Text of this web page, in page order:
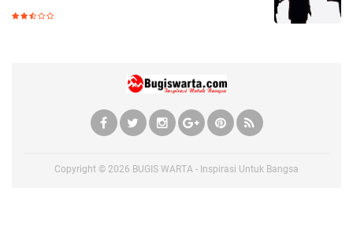
Copyright © 2026 BUGIS WARTA - Inspirasi Untuk Bangsa